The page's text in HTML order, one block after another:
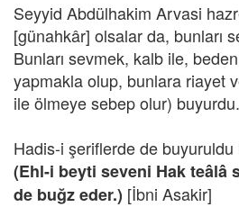
Seyyid Abdülhakim Arvasi
[günahkâr] olsalar da, bunları
Bunları sevmek, kalb ile,
yapmakla olup, bunlara riayet
ile ölmeye sebep olur) buyurdu.
Hadis-i şeriflerde de buyuruldu
(Ehl-i beyti seveni Hak teâlâ
de buğz eder.) [İbni Asakir]